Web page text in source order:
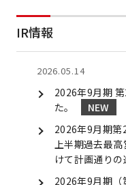
IR情報
2026.05.14
2026年9月期
た。
2026年9月期第
上半期過去最
けて計画通りの
2026年9月期（